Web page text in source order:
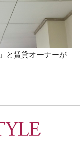
と賃貸オーナーが